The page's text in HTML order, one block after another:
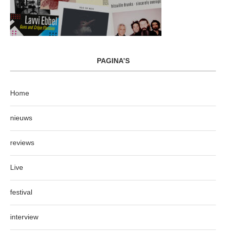
PAGINA’S
Home
nieuws
reviews
Live
festival
interview